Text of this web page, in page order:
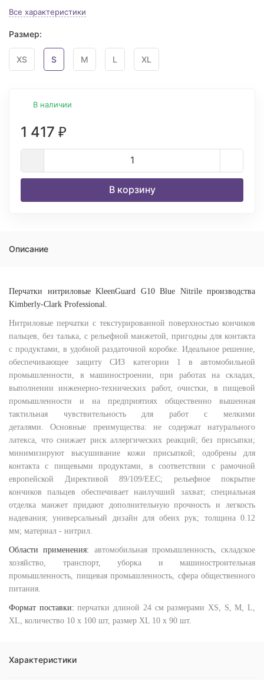
Все характеристики
Размер:
XS S M L XL
В наличии
1 417 ₽
В корзину
Описание
Перчатки нитриловые KleenGuard G10 Blue Nitrile производства
Kimberly-Clark Professional.
Нитриловые перчатки с текстурированной поверхностью кончиков
пальцев, без талька, с рельефной манжетой, пригодны для контакта
с продуктами, в удобной раздаточной коробке. Идеальное решение,
обеспечивающее защиту СИЗ категории 1 в автомобильной
промышленности, в машиностроении, при работах на складах,
выполнении инженерно-технических работ, очистки, в пищевой
промышленности и на предприятиях общественно вышенная
тактильная чувствительность для работ с мелкими
деталями. Основные преимущества: не содержат натурального
латекса, что снижает риск аллергических реакций; без присыпки;
минимизируют высушивание кожи присыпкой; одобрены для
контакта с пищевыми продуктами, в соответствии с рамочной
европейской Директивой 89/109/EEC; рельефное покрытие
кончиков пальцев обеспечивает наилучший захват; специальная
отделка манжет придают дополнительную прочность и легкость
надевания; универсальный дизайн для обеих рук; толщина 0.12
мм; материал - нитрил.
Области применения: автомобильная промышленность, складское
хозяйство, транспорт, уборка и машиностроительная
промышленность, пищевая промышленность, сфера общественного
питания.
Формат поставки: перчатки длиной 24 см размерами XS, S, M, L,
XL, количество 10 х 100 шт, размер XL 10 х 90 шт.
Характеристики